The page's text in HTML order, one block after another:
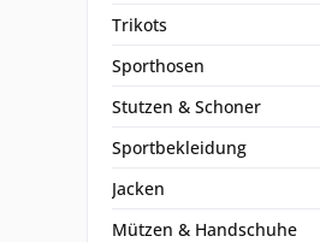
Trikots
Sporthosen
Stutzen & Schoner
Sportbekleidung
Jacken
Mützen & Handschuhe